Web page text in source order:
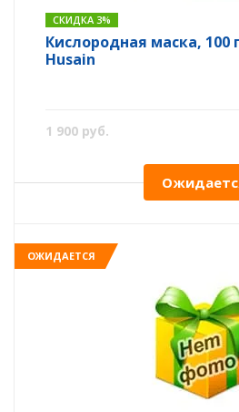
СКИДКА 3%
Кислородная маска, 100
Husain
1 900 руб.
ОЖИДАЕТСЯ